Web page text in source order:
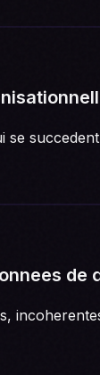
se
de